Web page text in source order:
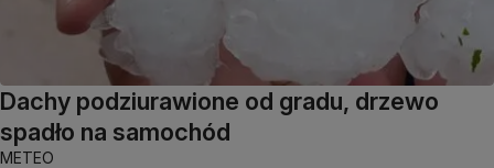
Dachy podziurawione od gradu, drzewo
spadło na samochód
METEO